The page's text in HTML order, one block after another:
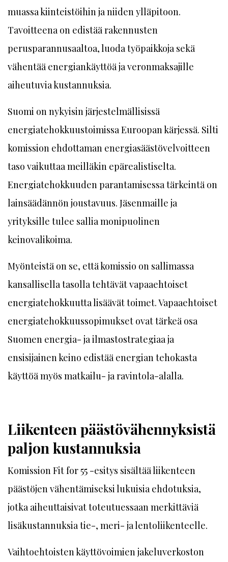
muassa kiinteistöihin ja niiden ylläpitoon.
Tavoitteena on edistää rakennusten
perusparannusaaltoa, luoda työpaikkoja sekä
vähentää energiankäyttöä ja veronmaksajille
aiheutuvia kustannuksia.
Suomi on nykyisin järjestelmällisissä
energiatehokkuustoimissa Euroopan kärjessä. Silti
komission ehdottaman energiasäästövelvoitteen
taso vaikuttaa meilläkin epärealistiselta.
Energiatehokkuuden parantamisessa tärkeintä on
lainsäädännön joustavuus. Jäsenmaille ja
yrityksille tulee sallia monipuolinen
keinovalikoima.
Myönteistä on se, että komissio on sallimassa
kansallisella tasolla tehtävät vapaaehtoiset
energiatehokkuutta lisäävät toimet. Vapaaehtoiset
energiatehokkuussopimukset ovat tärkeä osa
Suomen energia- ja ilmastostrategiaa ja
ensisijainen keino edistää energian tehokasta
käyttöä myös matkailu- ja ravintola-alalla.
Liikenteen päästövähennyksistä
paljon kustannuksia
Komission Fit for 55 -esitys sisältää liikenteen
päästöjen vähentämiseksi lukuisia ehdotuksia,
jotka aiheuttaisivat toteutuessaan merkittäviä
lisäkustannuksia tie-, meri- ja lentoliikenteelle.
Vaihtoehtoisten käyttövoimien jakeluverkoston